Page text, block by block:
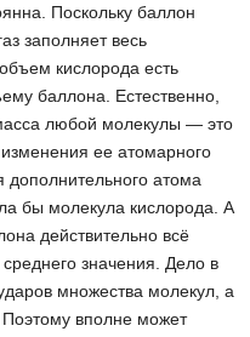
Поскольку баллон
заполняет весь
кислорода есть
баллона. Естественно,
любой молекулы — это
ее атомарного
атома
бы молекула кислорода. А
действительно всё
значения. Дело в
множества молекул, а
вполне может